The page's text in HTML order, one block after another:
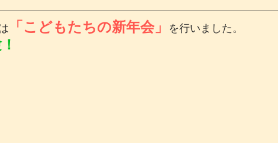
「こどもたちの新年会」 を行いました。